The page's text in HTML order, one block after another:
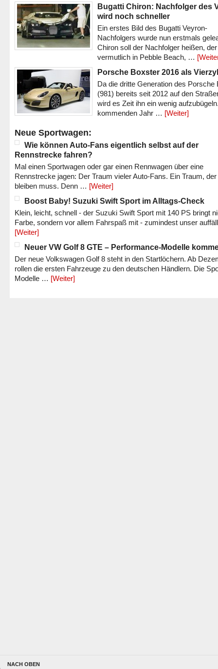
Bugatti Chiron: Nachfolger des
wird noch schneller
Ein erstes Bild des Bugatti Veyron-
Nachfolgers wurde nun erstmals
Chiron soll der Nachfolger heißen, der
vermutlich in Pebble Beach, …
Porsche Boxster 2016 als
Da die dritte Generation des Porsche
(981) bereits seit 2012 auf den
wird es Zeit ihn ein wenig
kommenden Jahr … [Weiter]
Neue Sportwagen:
Wie können Auto-Fans eigentlich selbst auf der
Rennstrecke fahren?
Mal einen Sportwagen oder gar einen Rennwagen über eine
Rennstrecke jagen: Der Traum vieler Auto-Fans. Ein Traum,
bleiben muss. Denn … [Weiter]
Boost Baby! Suzuki Swift Sport im Alltags-Check
Klein, leicht, schnell - der Suzuki Swift Sport mit 140 PS bringt
Farbe, sondern vor allem Fahrspaß mit - zumindest unser
[Weiter]
Neuer VW Golf 8 GTE – Performance-Modelle
Der neue Volkswagen Golf 8 steht in den Startlöchern. Ab
rollen die ersten Fahrzeuge zu den deutschen Händlern. Die
Modelle … [Weiter]
NACH OBEN